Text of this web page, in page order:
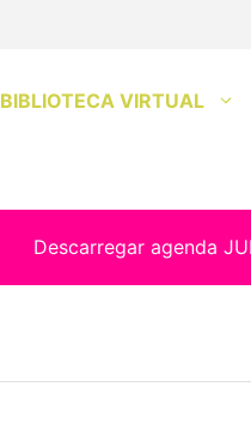
BIBLIOTECA VIRTUAL
Descarregar agenda